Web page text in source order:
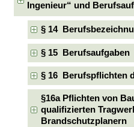
Ingenieur“ und
§ 14
§ 15 Berufsaufgaben
§ 16 Berufspflichten
§16a Pflichten von
qualifizierten
Brandschutzplanern